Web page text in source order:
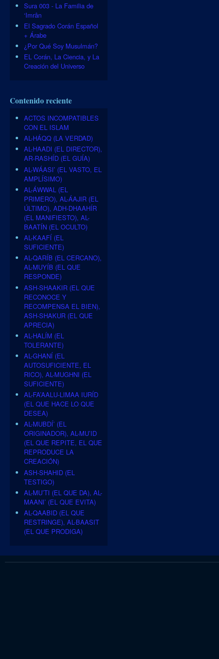
Sura 003 - La Familia de
‘Imrân
El Sagrado Corán Español
+ Árabe
¿Por Qué Soy Musulmán?
EL Corán, La Ciencia, y La
Creación del Universo
Contenido reciente
ACTOS INCOMPATIBLES
CON EL ISLAM
AL-HÁQQ (LA VERDAD)
AL-HAADI (EL DIRECTOR),
AR-RASHÍD (EL GUÍA)
AL-WÁASI’ (EL VASTO, EL
AMPLÍSIMO)
AL-ÁWWAL (EL
PRIMERO), AL-ÁAJIR (EL
ÚLTIMO), ADH-DHAAHÍR
(EL MANIFIESTO), AL-
BAATÍN (EL OCULTO)
AL-KAAFÍ (EL
SUFICIENTE)
AL-QARÍB (EL CERCANO),
AL-MUYÍB (EL QUE
RESPONDE)
ASH-SHAAKIR (EL QUE
RECONOCE Y
RECOMPENSA EL BIEN),
ASH-SHAKUR (EL QUE
APRECIA)
AL-HALÍM (EL
TOLERANTE)
AL-GHANÍ (EL
AUTOSUFICIENTE, EL
RICO), AL-MUGHNI (EL
SUFICIENTE)
AL-FA’AALU-LIMAA IURÍD
(EL QUE HACE LO QUE
DESEA)
AL-MUBDÍ’ (EL
ORIGINADOR), AL-MU’ID
(EL QUE REPITE, EL QUE
REPRODUCE LA
CREACIÓN)
ASH-SHAHID (EL
TESTIGO)
AL-MU’TI (EL QUE DA), AL-
MAANI’ (EL QUE EVITA)
AL-QAABID (EL QUE
RESTRINGE), AL-BAASIT
(EL QUE PRODIGA)